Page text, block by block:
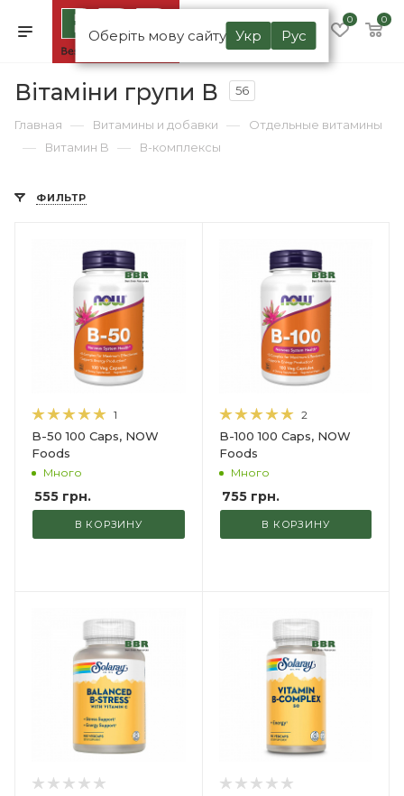
Оберіть мову сайту Укр Рус
0 0
Вітаміни групи В 56
Главная — Витамины и добавки — Отдельные витамины
— Витамин B — В-комплексы
ФИЛЬТР
1
B-50 100 Caps, NOW
Foods
Много
555 грн.
В КОРЗИНУ
2
B-100 100 Caps, NOW
Foods
Много
755грн.
В КОРЗИНУ